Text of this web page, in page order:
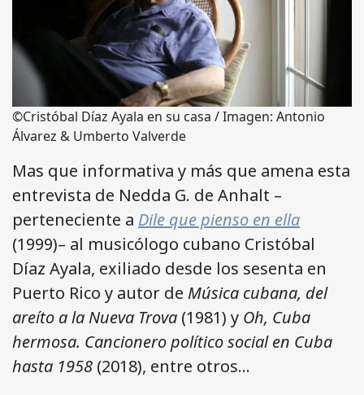
©Cristóbal Díaz Ayala en su casa / Imagen: Antonio
Álvarez & Umberto Valverde
Mas que informativa y más que amena esta
entrevista de Nedda G. de Anhalt –
perteneciente a Dile que pienso en ella
(1999)– al musicólogo cubano Cristóbal
Díaz Ayala, exiliado desde los sesenta en
Puerto Rico y autor de Música cubana, del
areíto a la Nueva Trova (1981) y Oh, Cuba
hermosa. Cancionero político social en Cuba
hasta 1958 (2018), entre otros…